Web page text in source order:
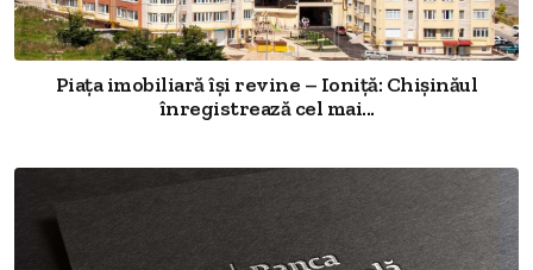
Piața imobiliară își revine – Ioniță: Chișinăul
înregistrează cel mai...